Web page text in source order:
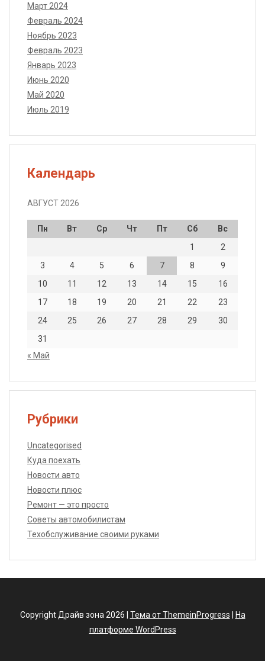
Март 2024
Февраль 2024
Ноябрь 2023
Февраль 2023
Январь 2023
Июнь 2020
Май 2020
Июль 2019
Календарь
АВГУСТ 2026
Пн Вт Ср Чт Пт Сб
Вс
1
2
3
4 5 6 7 8
9
10
11 12 13 14 15
16
17
18 19 20 21 22
23
24
25 26 27 28 29
30
31
« Май
Рубрики
Uncategorised
Куда поехать
Новости авто
Новости плюс
Ремонт — это просто
Советы автомобилистам
Техобслуживание своими руками
Copyright Драйв зона 2026 | Тема от ThemeinProgress
На
платформе WordPress